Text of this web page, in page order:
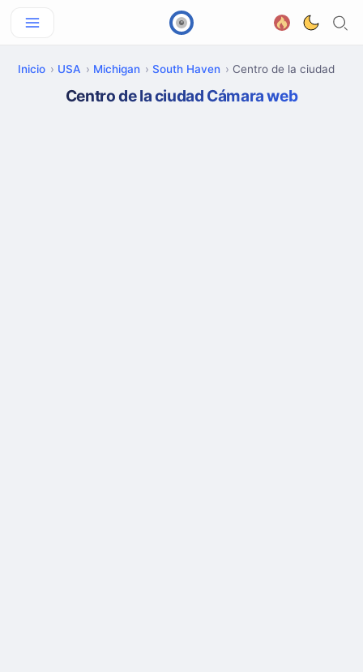
Inicio USA Michigan South Haven Centro de la ciudad
Centro de la ciudad Cámara web